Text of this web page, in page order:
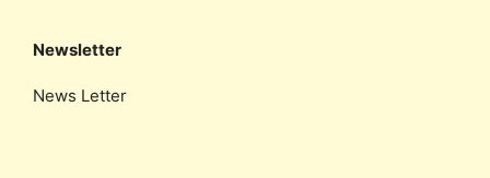
Newsletter
News Letter